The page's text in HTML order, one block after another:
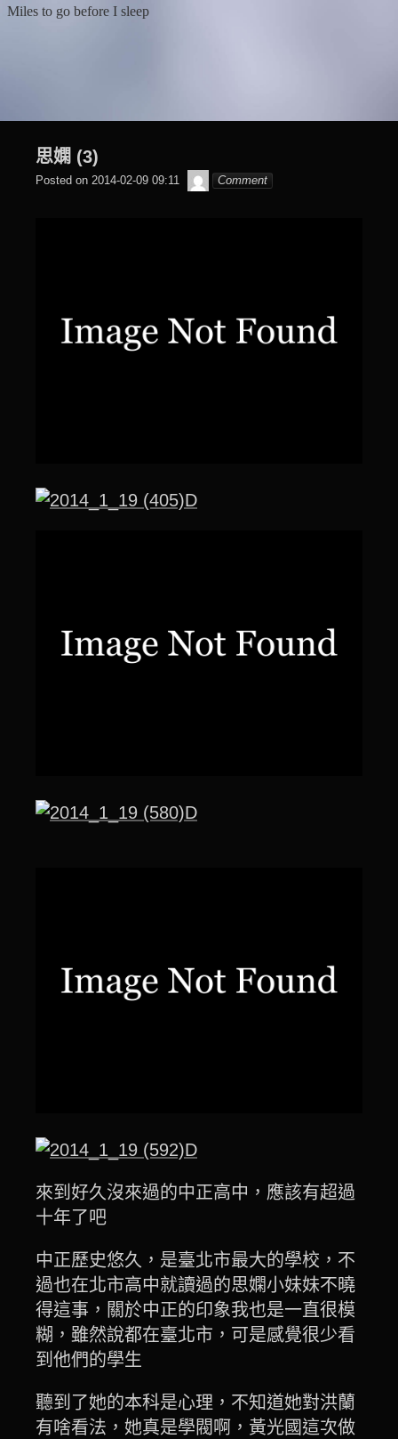
Miles to go before I sleep
思嫻 (3)
Posted on 2014-02-09 09:11 beagle2001_tw
Comment
來到好久沒來過的中正高中，應該有超過
十年了吧
中正歷史悠久，是臺北市最大的學校，不
過也在北市高中就讀過的思嫻小妹妹不曉
得這事，關於中正的印象我也是一直很模
糊，雖然說都在臺北市，可是感覺很少看
到他們的學生
聽到了她的本科是心理，不知道她對洪蘭
有啥看法，她真是學閥啊，黃光國這次做